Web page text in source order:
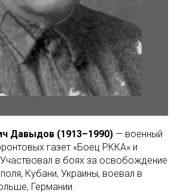
Давыдов (1913–1990) — военный
газет «Боец РККА» и
в боях за освобождение
Кубани, Украины, воевал в
Германии.